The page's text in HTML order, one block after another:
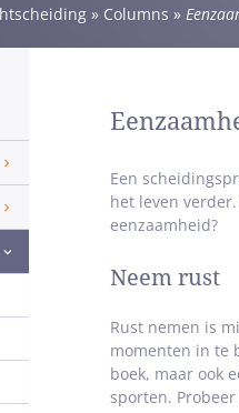
» Columns »
Een
het leven
eenzaamheid?
Neem rust
Rust nemen is
momenten in te
boek, maar ook
sporten.